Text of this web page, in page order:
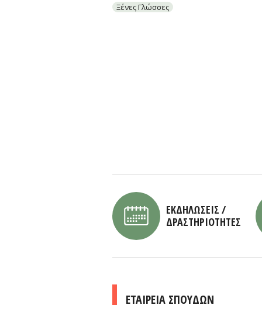
Ξένες Γλώσσες
ΕΚΔΗΛΩΣΕΙΣ /
ΔΡΑΣΤΗΡΙΟΤΗΤΕΣ
ΕΤΑΙΡΕΙΑ ΣΠΟΥΔΩΝ